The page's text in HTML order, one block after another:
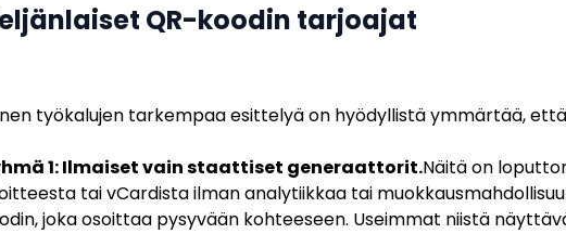
QR-koodin tarjoajat
työkalujen tarkempaa esittelyä on hyödyllistä ymmärtää,
1: Ilmaiset vain staattiset generaattorit.Näitä on
tai vCardista ilman analytiikkaa tai
joka osoittaa pysyvään kohteeseen. Useimmat niistä